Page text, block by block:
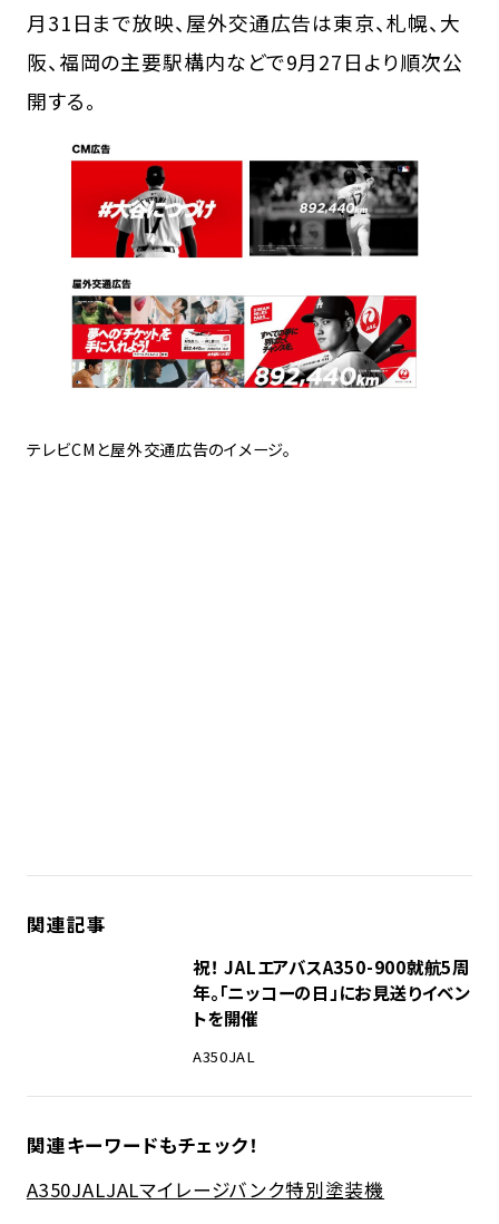
月31日まで放映、屋外交通広告は東京、札幌、大
阪、福岡の主要駅構内などで9月27日より順次公
開する。
テレビCMと屋外交通広告のイメージ。
関連記事
祝！ JALエアバスA350-900就航5周
年。「ニッコーの日」にお見送りイベン
トを開催
A350JAL
関連キーワードもチェック！
A350JALJALマイレージバンク特別塗装機